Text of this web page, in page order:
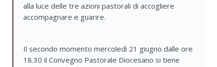
alla luce delle tre azioni pastorali di accogliere
accompagnare e guarire.
Il secondo momento mercoledì 21 giugno dalle ore
18.30 il Convegno Pastorale Diocesano si tiene